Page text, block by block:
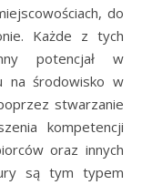
do
Każde z tych
potencjał w
na środowisko w
stwarzanie
kompetencji
oraz innych
są tym typem